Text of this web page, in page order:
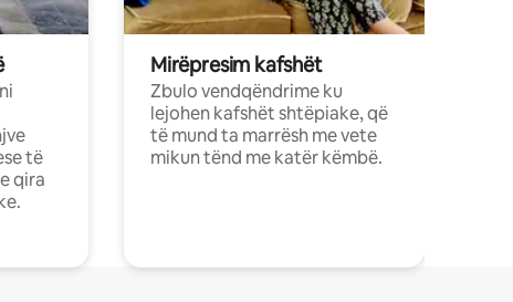
të
qira
Mirëpresim kafshët
Zbulo vendqëndrime ku
lejohen kafshët shtëpiake, që
të mund ta marrësh me vete
mikun tënd me katër këmbë.